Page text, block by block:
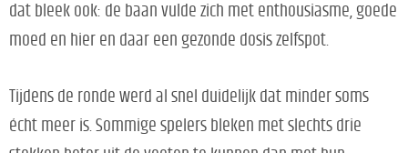
dat bleek ook: de baan vulde zich met enthousiasme, goede
moed en hier en daar een gezonde dosis zelfspot.
Tijdens de ronde werd al snel duidelijk dat minder soms
écht meer is. Sommige spelers bleken met slechts drie